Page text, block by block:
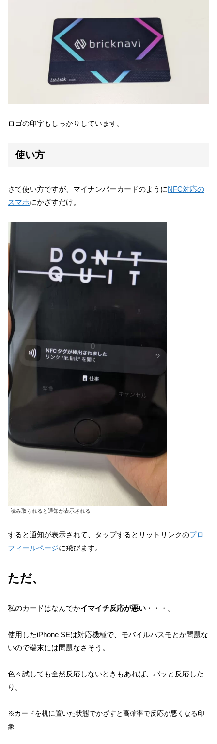
ロゴの印字もしっかりしています。
使い方
さて使い方ですが、マイナンバーカードのようにNFC対応の
スマホにかざすだけ。
読み取られると通知が表示される
すると通知が表示されて、タップするとリットリンクのプロ
フィールページに飛びます。
ただ、
私のカードはなんでかイマイチ反応が悪い ・・・。
使用したiPhone SEは対応機種で、モバイルパスモとか問題な
いので端末には問題なさそう。
色々試しても全然反応しないときもあれば、パッと反応した
り。
※カードを机に置いた状態でかざすと高確率で反応が悪くなる印
象